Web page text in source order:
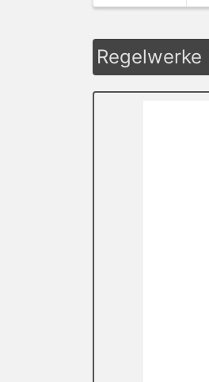
Regelwerke